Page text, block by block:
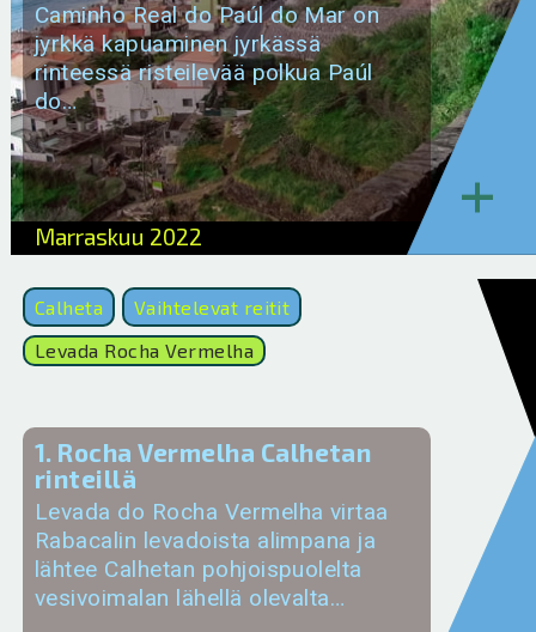
Caminho Real do Paúl do Mar on
jyrkkä kapuaminen jyrkässä
rinteessä risteilevää polkua Paúl
do…
Marraskuu 2022
+
Calheta
Vaihtelevat reitit
Levada Rocha Vermelha
1. Rocha Vermelha Calhetan
rinteillä
Levada do Rocha Vermelha virtaa
Rabacalin levadoista alimpana ja
lähtee Calhetan pohjoispuolelta
vesivoimalan lähellä olevalta…